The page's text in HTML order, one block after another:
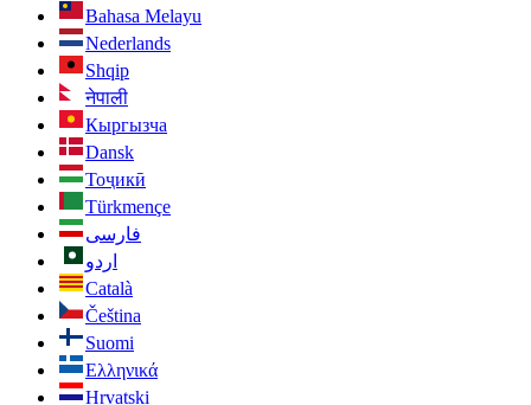
Bahasa Melayu
Nederlands
Shqip
नेपाली
Кыргызча
Dansk
Тоҷикӣ
Türkmençe
فارسی
اردو
Català
Čeština
Suomi
Ελληνικά
Hrvatski